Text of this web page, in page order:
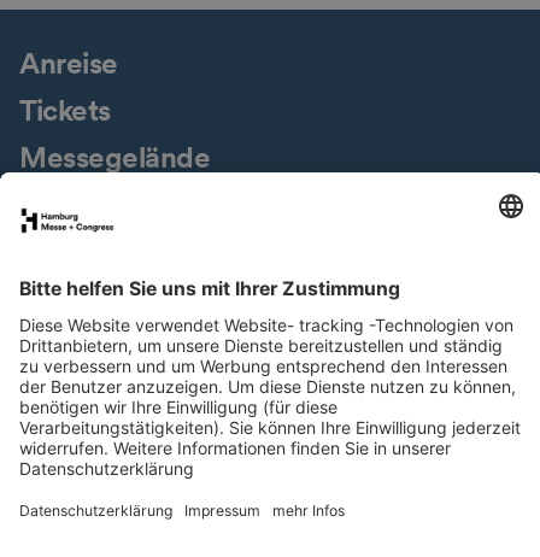
Anreise
Tickets
Messegelände
Presseservice
Jobs & Karriere
Nachhaltigkeit
Newsletter
LinkedIn
XINGInstagram
YouTube
Facebook